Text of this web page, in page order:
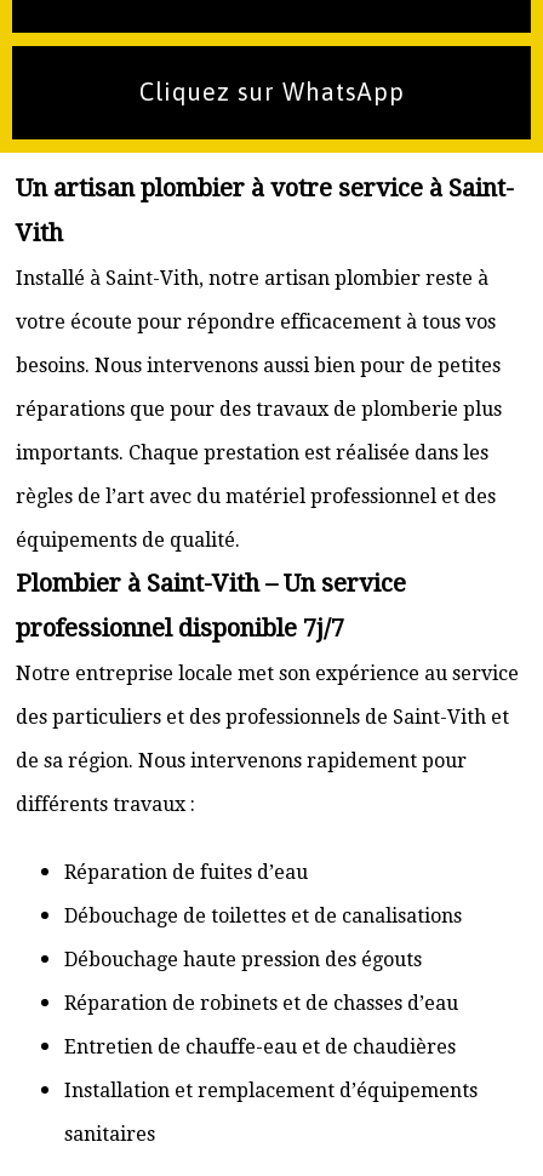
Cliquez sur WhatsApp
Un artisan plombier à votre service à Saint-
Vith
Installé à Saint-Vith, notre artisan plombier reste à
votre écoute pour répondre efficacement à tous vos
besoins. Nous intervenons aussi bien pour de petites
réparations que pour des travaux de plomberie plus
importants. Chaque prestation est réalisée dans les
règles de l’art avec du matériel professionnel et des
équipements de qualité.
Plombier à Saint-Vith – Un service
professionnel disponible 7j/7
Notre entreprise locale met son expérience au service
des particuliers et des professionnels de Saint-Vith et
de sa région. Nous intervenons rapidement pour
différents travaux :
Réparation de fuites d’eau
Débouchage de toilettes et de canalisations
Débouchage haute pression des égouts
Réparation de robinets et de chasses d’eau
Entretien de chauffe-eau et de chaudières
Installation et remplacement d’équipements
sanitaires